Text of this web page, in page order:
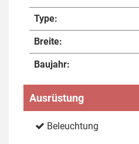
Type:
Breite:
Baujahr:
Ausrüstung
Beleuchtung